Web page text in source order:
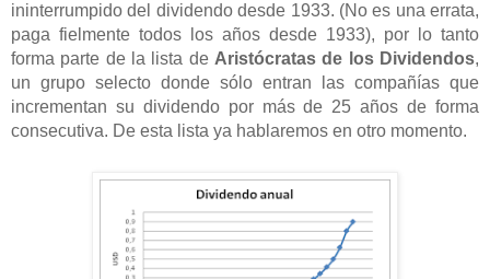
ininterrumpido del dividendo desde 1933. (No es una errata,
paga fielmente todos los años desde 1933), por lo tanto
forma parte de la lista de Aristócratas de los Dividendos,
un grupo selecto donde sólo entran las compañías que
incrementan su dividendo por más de 25 años de forma
consecutiva. De esta lista ya hablaremos en otro momento.